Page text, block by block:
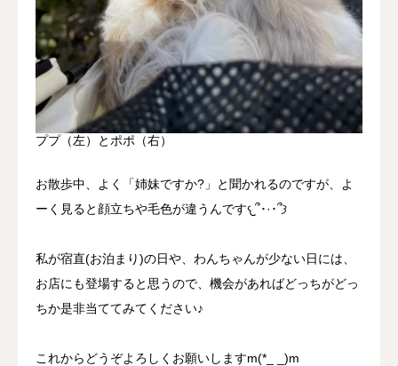
ププ（左）とポポ（右）
お散歩中、よく「姉妹ですか?」と聞かれるのですが、よ
ーく見ると顔立ちや毛色が違うんです𐔌՞･·･՞𐦯
私が宿直(お泊まり)の日や、わんちゃんが少ない日には、
お店にも登場すると思うので、機会があればどっちがどっ
ちか是非当ててみてください♪
これからどうぞよろしくお願いしますm(*_ _)m